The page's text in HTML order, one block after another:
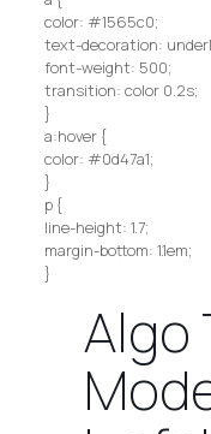
color: #1565c0;
text-decoration:
font-weight: 500;
transition: color 0.2s;
}
a:hover {
color: #0d47a1;
}
p {
line-height: 1.7;
margin-bottom: 1.1em;
}
Algo